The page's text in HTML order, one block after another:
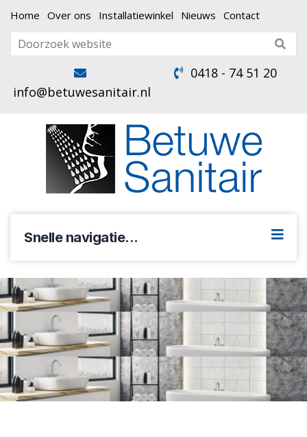
Home Over ons Installatiewinkel Nieuws Contact
info@betuwesanitair.nl
0418 - 74 51 20
Snelle navigatie...